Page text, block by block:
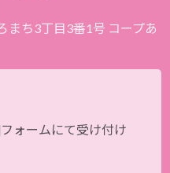
まち3丁目3番1号 コープあ
ォームにて受け付け